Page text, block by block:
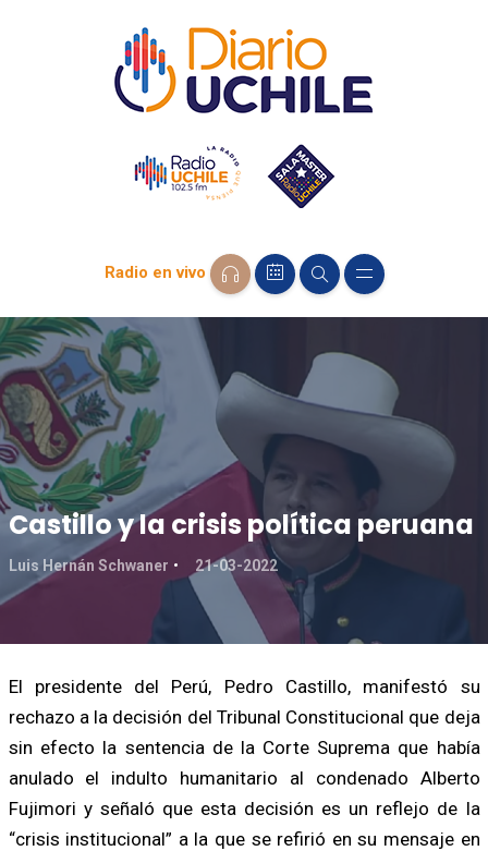
Radio en vivo
Castillo y la crisis política peruana
Luis Hernán Schwaner 21-03-2022
El presidente del Perú, Pedro Castillo, manifestó su
rechazo a la decisión del Tribunal Constitucional que deja
sin efecto la sentencia de la Corte Suprema que había
anulado el indulto humanitario al condenado Alberto
Fujimori y señaló que esta decisión es un reflejo de la
“crisis institucional” a la que se refirió en su mensaje en